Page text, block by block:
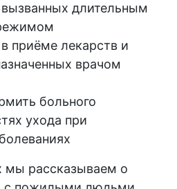
длительным
приёме лекарств и
врачом
больного
ухода при
мы рассказываем о